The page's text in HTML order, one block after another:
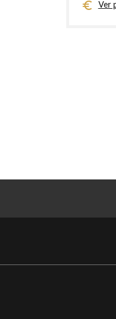
Ver